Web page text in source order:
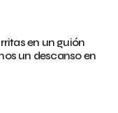
en un guión
un descanso en